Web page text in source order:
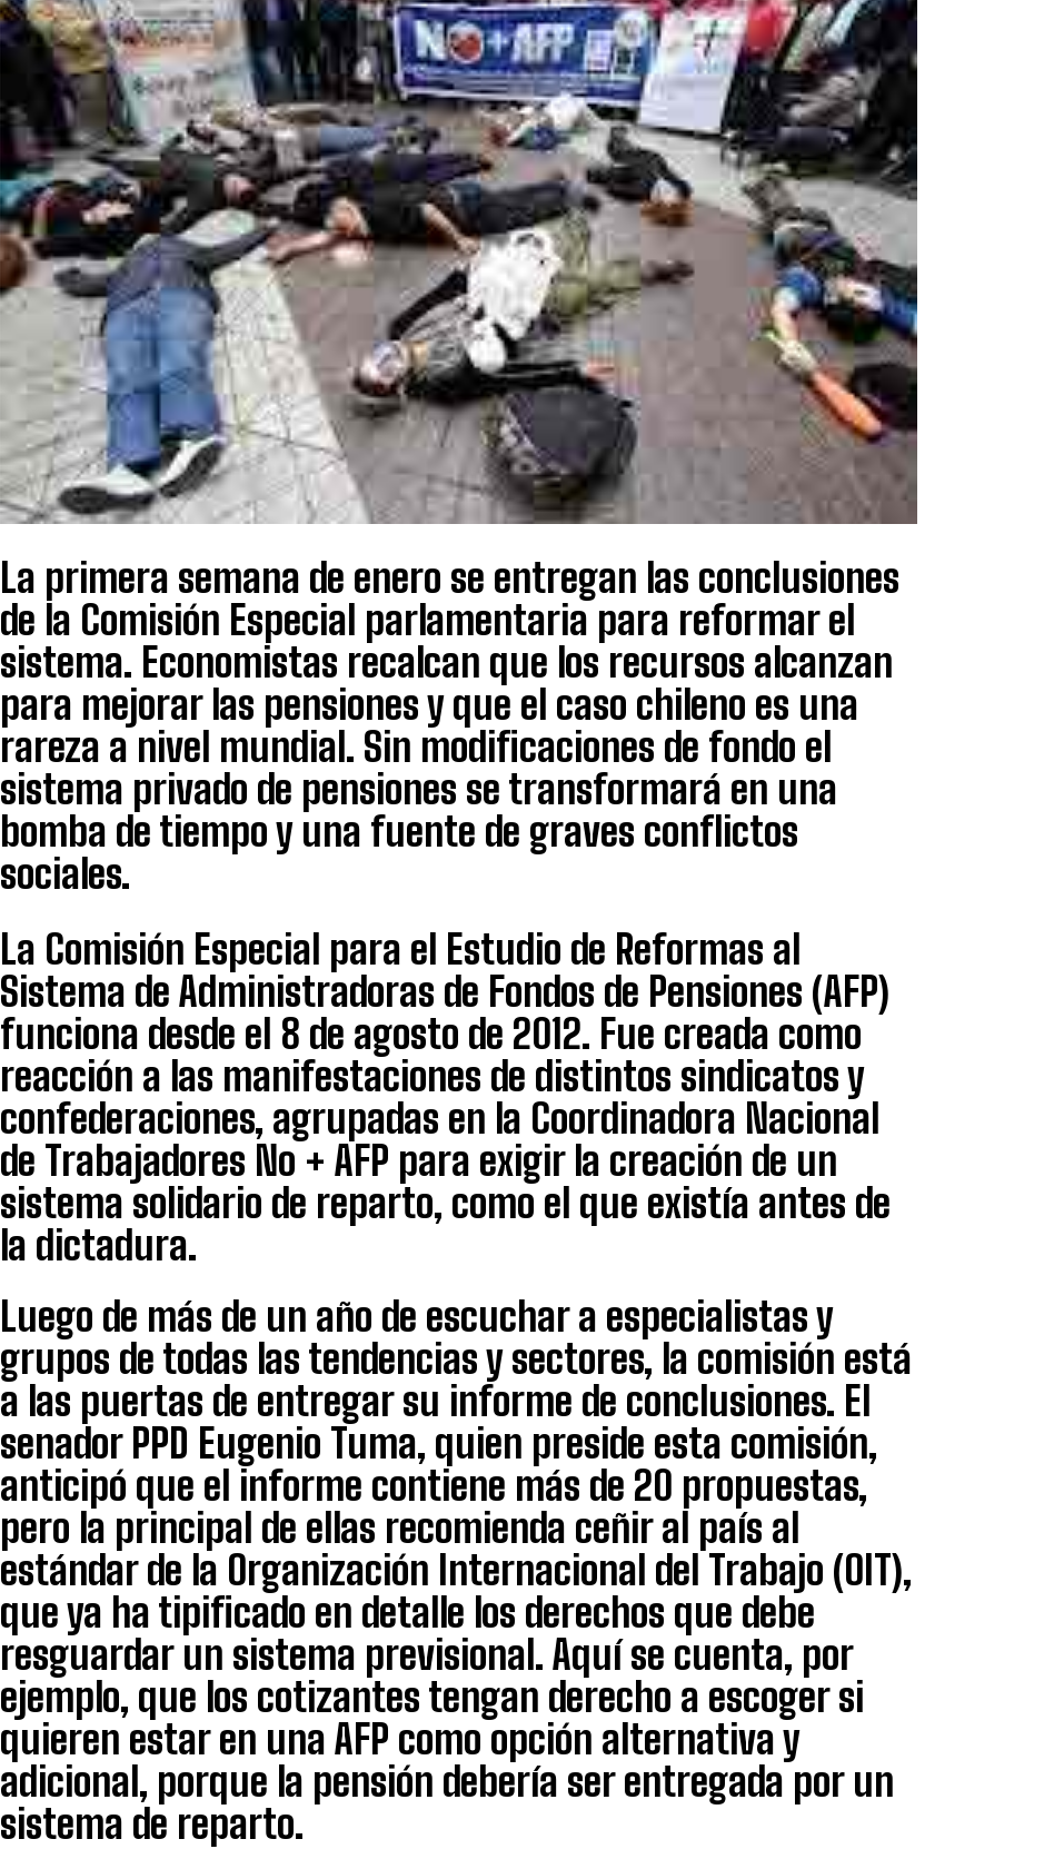
La primera semana de enero se entregan las conclusiones
de la Comisión Especial parlamentaria para reformar el
sistema. Economistas recalcan que los recursos alcanzan
para mejorar las pensiones y que el caso chileno es una
rareza a nivel mundial. Sin modificaciones de fondo el
sistema privado de pensiones se transformará en una
bomba de tiempo y una fuente de graves conflictos
sociales.
La Comisión Especial para el Estudio de Reformas al
Sistema de Administradoras de Fondos de Pensiones (AFP)
funciona desde el 8 de agosto de 2012. Fue creada como
reacción a las manifestaciones de distintos sindicatos y
confederaciones, agrupadas en la Coordinadora Nacional
de Trabajadores No + AFP para exigir la creación de un
sistema solidario de reparto, como el que existía antes de
la dictadura.
Luego de más de un año de escuchar a especialistas y
grupos de todas las tendencias y sectores, la comisión está
a las puertas de entregar su informe de conclusiones. El
senador PPD Eugenio Tuma, quien preside esta comisión,
anticipó que el informe contiene más de 20 propuestas,
pero la principal de ellas recomienda ceñir al país al
estándar de la Organización Internacional del Trabajo (OIT),
que ya ha tipificado en detalle los derechos que debe
resguardar un sistema previsional. Aquí se cuenta, por
ejemplo, que los cotizantes tengan derecho a escoger si
quieren estar en una AFP como opción alternativa y
adicional, porque la pensión debería ser entregada por un
sistema de reparto.